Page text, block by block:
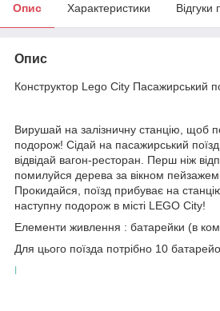
Опис Характеристики Відгуки
Опис
Конструктор Lego City Пасажирський
Вирушай на залізничну станцію, щоб
подорож! Сідай на пасажирський
відвідай вагон-ресторан. Перш ніж
помилуйся дерева за вікном пейзажем.
Прокидайся, поїзд прибуває на
наступну подорож в місті LEGO City!
Елементи живлення : батарейки (в
Для цього поїзда потрібно 10
l